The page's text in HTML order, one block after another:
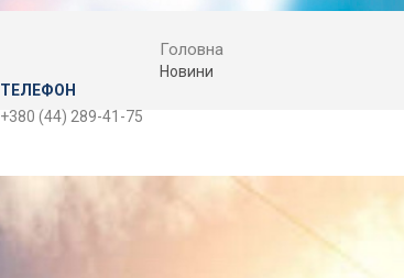
ТЕЛЕФОН
+380 (44) 289-41-75
Головна
Новини